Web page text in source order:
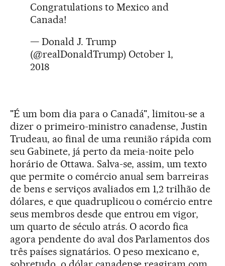
Congratulations to Mexico and
Canada!
— Donald J. Trump
(@realDonaldTrump) October 1,
2018
"É um bom dia para o Canadá", limitou-se a
dizer o primeiro-ministro canadense, Justin
Trudeau, ao final de uma reunião rápida com
seu Gabinete, já perto da meia-noite pelo
horário de Ottawa. Salva-se, assim, um texto
que permite o comércio anual sem barreiras
de bens e serviços avaliados em 1,2 trilhão de
dólares, e que quadruplicou o comércio entre
seus membros desde que entrou em vigor,
um quarto de século atrás. O acordo fica
agora pendente do aval dos Parlamentos dos
três países signatários. O peso mexicano e,